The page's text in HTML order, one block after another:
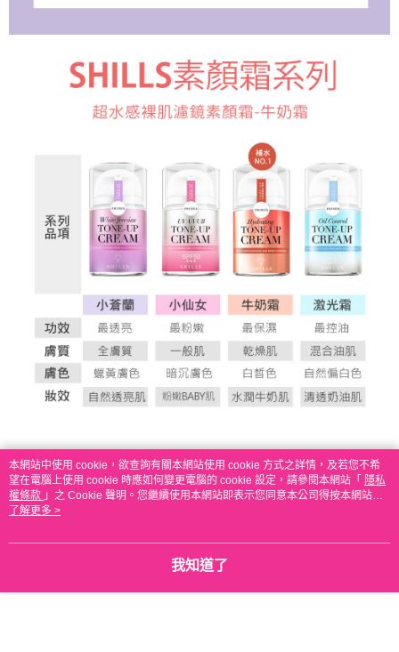
本網站中使用 cookie，欲查詢有關本網站使用 cookie 方式之詳情，及若您不希
望在電腦上使用 cookie 時應如何變更電腦的 cookie 設定，請參閱本網站「 隱私
權條款 」之 Cookie 聲明。您繼續使用本網站即表示您同意本公司得按本網站使
用條款之 Cookie 聲明使用 cookie。
了解更多 >
我知道了